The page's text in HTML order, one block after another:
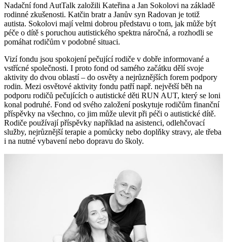
Nadační fond AutTalk založili Kateřina a Jan Sokolovi na základě
rodinné zkušenosti. Katčin bratr a Janův syn Radovan je totiž
autista. Sokolovi mají velmi dobrou představu o tom, jak může být
péče o dítě s poruchou autistického spektra náročná, a rozhodli se
pomáhat rodičům v podobné situaci.
Vizí fondu jsou spokojení pečující rodiče v dobře informované a
vstřícné společnosti. I proto fond od samého začátku dělí svoje
aktivity do dvou oblastí – do osvěty a nejrůznějších forem podpory
rodin. Mezi osvětové aktivity fondu patří např. největší běh na
podporu rodičů pečujících o autistické děti RUN AUT, který se loni
konal podruhé. Fond od svého založení poskytuje rodičům finanční
příspěvky na všechno, co jim může ulevit při péči o autistické dítě.
Rodiče používají příspěvky například na asistenci, odlehčovací
služby, nejrůznější terapie a pomůcky nebo doplňky stravy, ale třeba
i na nutné vybavení nebo dopravu do školy.